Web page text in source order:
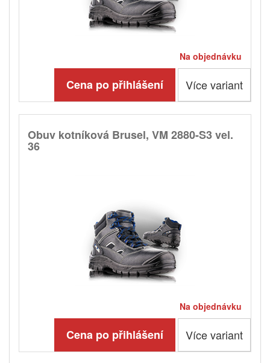
Na objednávku
Cena po přihlášení Více variant
Obuv kotníková Brusel, VM 2880-S3 vel.
36
Na objednávku
Cena po přihlášení Více variant